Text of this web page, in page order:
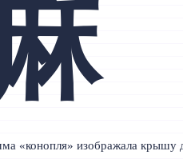
«конопля» изображала